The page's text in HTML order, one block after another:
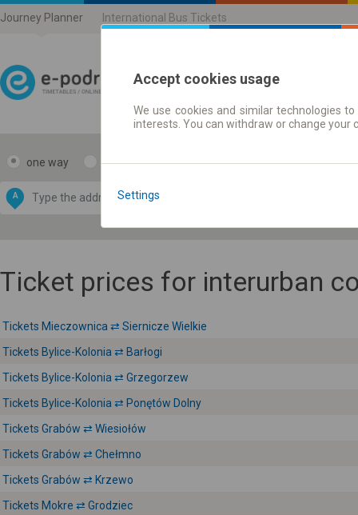
Journey Planner International Bus Tickets
Journey planner |
one way return
A
by
OpenStreetMap
Ticket prices for interurban
Tickets Mieczownica ⇄ Siernicze Wielkie
Tickets Bylice-Kolonia ⇄ Barłogi
Tickets Bylice-Kolonia ⇄ Grzegorzew
Tickets Bylice-Kolonia ⇄ Ponętów Dolny
Tickets Grabów ⇄ Wiesiołów
Tickets Grabów ⇄ Chełmno
Tickets Grabów ⇄ Krzewo
Tickets Mokre ⇄ Grodziec
Accept cookies usage
We use cookies and similar technologies
interests. You can withdraw or change
Settings